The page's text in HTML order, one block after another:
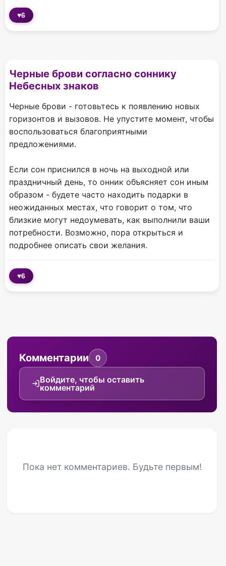
♥6
Черные брови согласно соннику
Небесных знаков
Черные брови - готовьтесь к появлению новых
горизонтов и вызовов. Не упустите момент, чтобы
воспользоваться благоприятными
предложениями.
Если сон приснился в ночь на выходной или
праздничный день, то онник объясняет сон иным
образом - будете часто находить подарки в
неожиданных местах, что говорит о том, что
близкие могут недоумевать, как выполнили ваши
потребности. Возможно, пора открыться и
подробнее описать свои желания.
♥6
Комментарии 0
Войдите, чтобы оставить
комментарий
Пока нет комментариев. Будьте первым!